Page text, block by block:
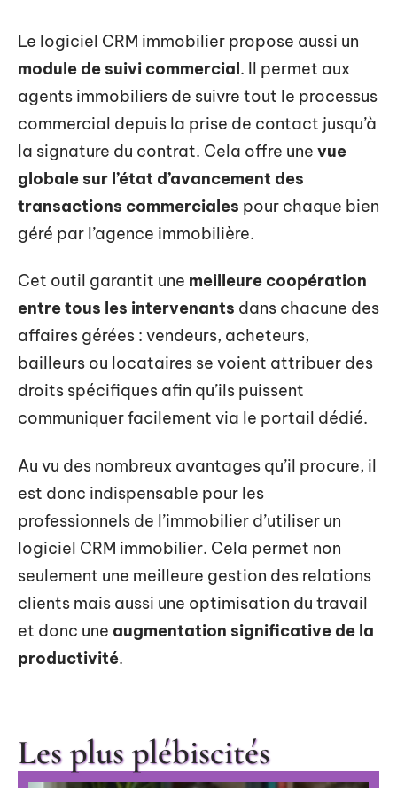
Le logiciel CRM immobilier propose aussi un
module de suivi commercial. Il permet aux
agents immobiliers de suivre tout le processus
commercial depuis la prise de contact jusqu’à
la signature du contrat. Cela offre une vue
globale sur l’état d’avancement des
transactions commerciales pour chaque bien
géré par l’agence immobilière.
Cet outil garantit une meilleure coopération
entre tous les intervenants dans chacune des
affaires gérées : vendeurs, acheteurs,
bailleurs ou locataires se voient attribuer des
droits spécifiques afin qu’ils puissent
communiquer facilement via le portail dédié.
Au vu des nombreux avantages qu’il procure, il
est donc indispensable pour les
professionnels de l’immobilier d’utiliser un
logiciel CRM immobilier. Cela permet non
seulement une meilleure gestion des relations
clients mais aussi une optimisation du travail
et donc une augmentation significative de la
productivité.
Les plus plébiscités